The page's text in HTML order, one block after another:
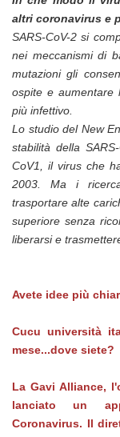
altri coronavirus e
SARS-CoV-2 si
nei meccanismi di
mutazioni gli
ospite e aumentare
più infettivo.
Lo studio del New
stabilità della
CoV1, il virus che
2003. Ma i
trasportare alte
superiore senza
liberarsi e
Avete idee più
Cucu università
mese...dove siete?
La Gavi Alliance,
lanciato un
Coronavirus. Il